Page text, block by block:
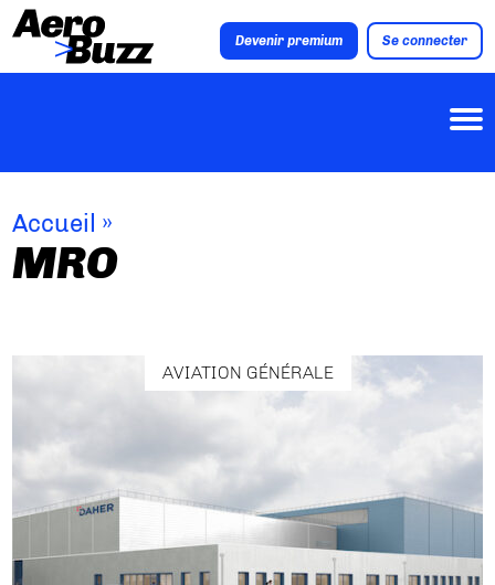
Devenir premium Se connecter
Accueil »
MRO
AVIATION GÉNÉRALE